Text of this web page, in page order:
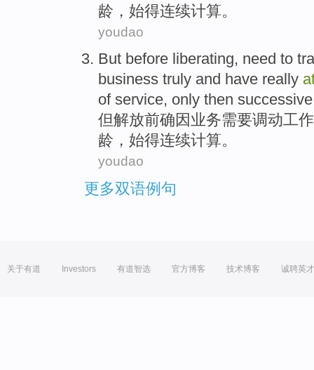
龄 ， 始得连续计算。
youdao
But before liberating, need to
business truly and have really
of service, only then successive
但解放前确因 业务需要调动工作
龄 ， 始得连续计算。
youdao
更多双语例句
关于有道 Investors 有道智选 官方博客 技术博客 诚聘英才